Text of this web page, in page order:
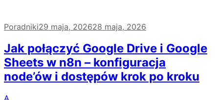
Poradniki29 maja, 202628 maja, 2026
Jak połączyć Google Drive i Google
Sheets w n8n – konfiguracja
node’ów i dostępów krok po kroku